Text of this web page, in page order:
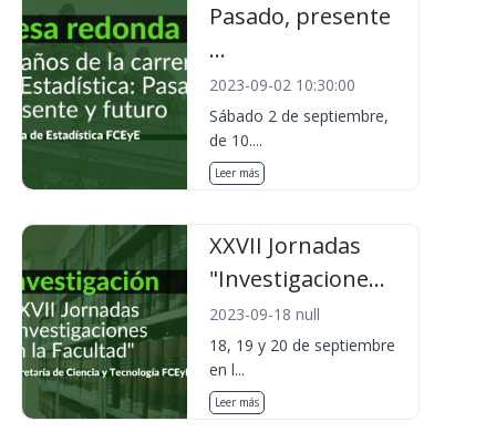
Pasado, presente
...
2023-09-02 10:30:00
Sábado 2 de septiembre,
de 10....
Leer más
XXVII Jornadas
"Investigacione...
2023-09-18 null
18, 19 y 20 de septiembre
en l...
Leer más